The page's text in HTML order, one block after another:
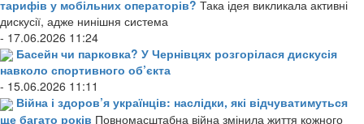
тарифів у мобільних операторів? Така ідея викликала активні
дискусії, адже нинішня система
- 17.06.2026 11:24
Басейн чи парковка? У Чернівцях розгорілася дискусія
навколо спортивного об’єкта
- 15.06.2026 11:11
Війна і здоров’я українців: наслідки, які відчуватимуться
ще багато років Повномасштабна війна змінила життя кожного